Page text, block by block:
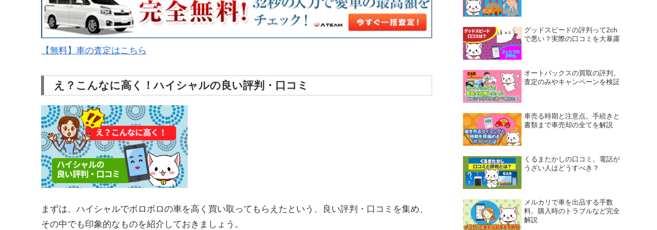
【無料】車の査定はこちら
え？こんなに高く！ハイシャルの良い評判・口コミ
まずは、ハイシャルでボロボロの車を高く買い取ってもらえたという、良い評判・口コミを集め、
その中でも印象的なものを紹介しておきましょう。
グッドスピードの評判って2ch
で悪い？実際の口コミを大暴露
オートバックスの買取の評判。
査定のみやキャンペーンを検証
車売る時期と注意点。手続きと
書類まで車売却の全てを解説
くるまたかしの口コミ。電話が
うざい人はどうすべき？
メルカリで車を出品する手数
料。購入時のトラブルなど完全
解説